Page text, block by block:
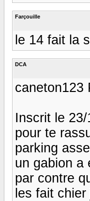
Farçouille
le 14 fait la
DCA
caneton123
Inscrit le 23/
pour te
parking
un gabion a
par contre
les fait